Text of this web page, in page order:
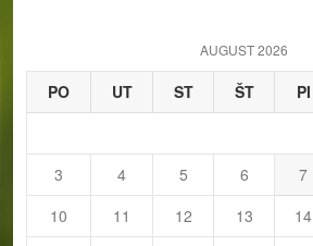
AUGUST 2026
PO UT ST ŠT PI
3
4 5 6 7
10
11 12 13 14